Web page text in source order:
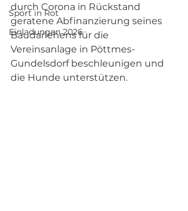
Sport in Rot
Einladungen 2026
durch Corona in Rückstand
geratene Abfinanzierung seines
Baudarlehens für die
Vereinsanlage in Pöttmes-
Gundelsdorf beschleunigen und
die Hunde unterstützen.